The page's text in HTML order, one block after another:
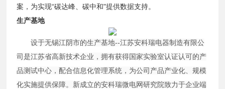
案，为实现“碳达峰、碳中和"提供数据支持。
生产基地
设于无锡江阴市的生产基地--江苏安科瑞电器制造有限公
司是江苏省高新技术企业，拥有获得国家实验室认证认可的产
品测试中心，配合信息化管理系统，为公司产品产业化、规模
化实施提供保障。新成立的安科瑞微电网研究院致力于企业端